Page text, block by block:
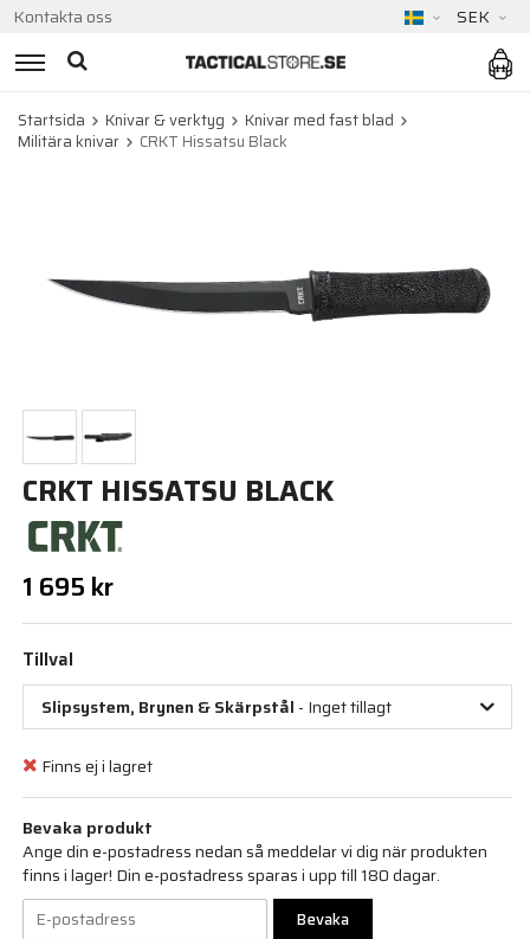
Kontakta oss SEK
Startsida Knivar & verktyg
Knivar med fast blad
Militära knivar
CRKT Hissatsu Black
CRKT HISSATSU BLACK
1 695 kr
Tillval
Slipsystem, Brynen & Skärpstål - Inget tillagt
Finns ej i lagret
Bevaka produkt
Ange din e-postadress nedan så meddelar vi dig när produkten
finns i lager! Din e-postadress sparas i upp till 180 dagar.
Bevaka